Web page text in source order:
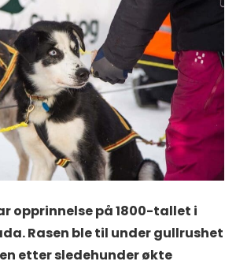
opprinnelse på 1800-tallet i
Rasen ble til under gullrushet
etter sledehunder økte